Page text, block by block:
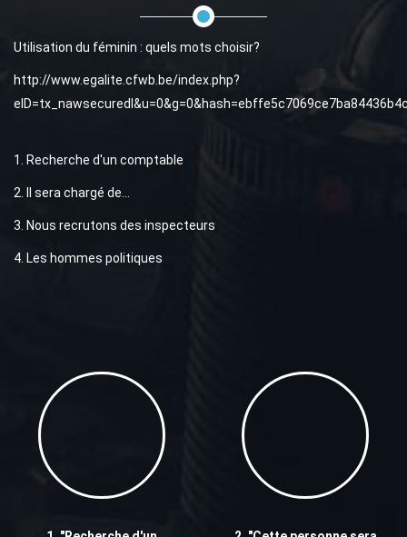
Utilisation du féminin : quels mots choisir?
http://www.egalite.cfwb.be/index.php?
1. Recherche d'un comptable
2. Il sera chargé de...
3. Nous recrutons des inspecteurs
4. Les hommes politiques